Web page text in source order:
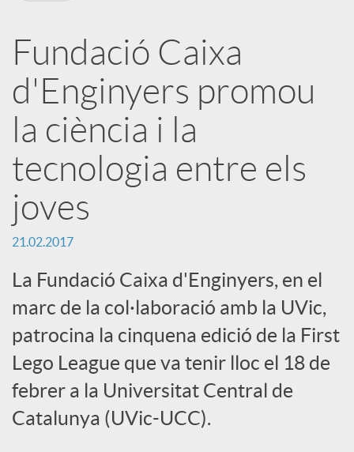
X
a
r
x
e
s
S
o
Fundació Caixa
d'Enginyers promou
la ciència i la
tecnologia entre els
joves
21.02.2017
La Fundació Caixa d'Enginyers, en el
marc de la col·laboració amb la UVic,
patrocina la cinquena edició de la First
Lego League que va tenir lloc el 18 de
febrer a la Universitat Central de
Catalunya (UVic-UCC).